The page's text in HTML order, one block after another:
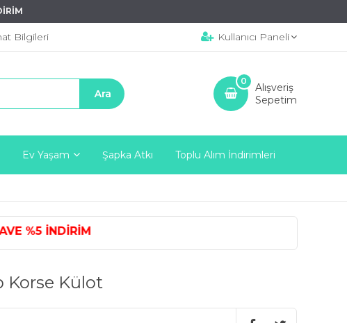
Bilgileri Kullanıcı Paneli
Alışveriş
Sepetim
0
Ev Yaşam Şapka Atkı Toplu Alım İndirimleri
İNDİRİM
Korse Külot